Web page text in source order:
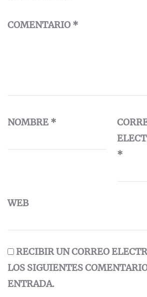
COMENTARIO *
NOMBRE *
*
WEB
RECIBIR UN CORREO
LOS SIGUIENTES
ENTRADA.